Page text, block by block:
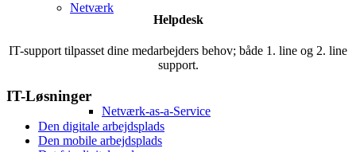
Netværk
Netværk-as-a-Service
Helpdesk
IT-support tilpasset dine medarbejders behov; både 1. line og 2. line
support.
IT-Løsninger
Den digitale arbejdsplads
Den mobile arbejdsplads